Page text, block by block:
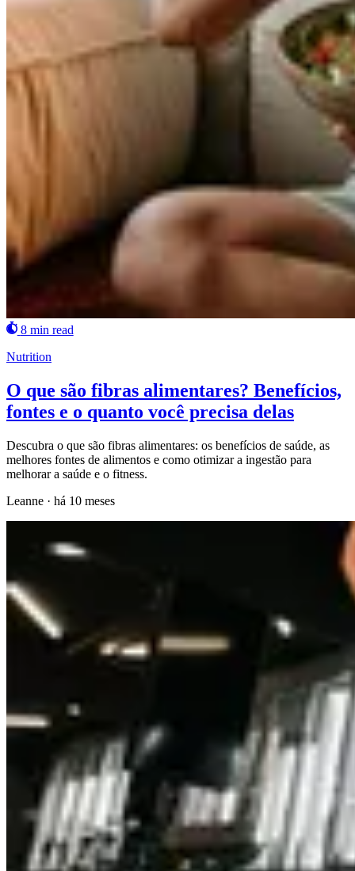
8 min read
Nutrition
O que são fibras alimentares? Benefícios,
fontes e o quanto você precisa delas
Descubra o que são fibras alimentares: os benefícios de saúde, as
melhores fontes de alimentos e como otimizar a ingestão para
melhorar a saúde e o fitness.
Leanne · há 10 meses